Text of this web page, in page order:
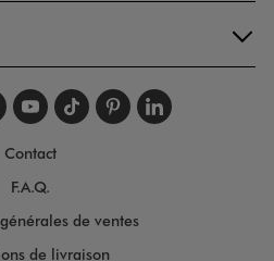
nous sur
nous sur
nous sur
Suivez-nous
Suivez-nous
Suivez-
Contact
F.A.Q.
de ventes
de livraison